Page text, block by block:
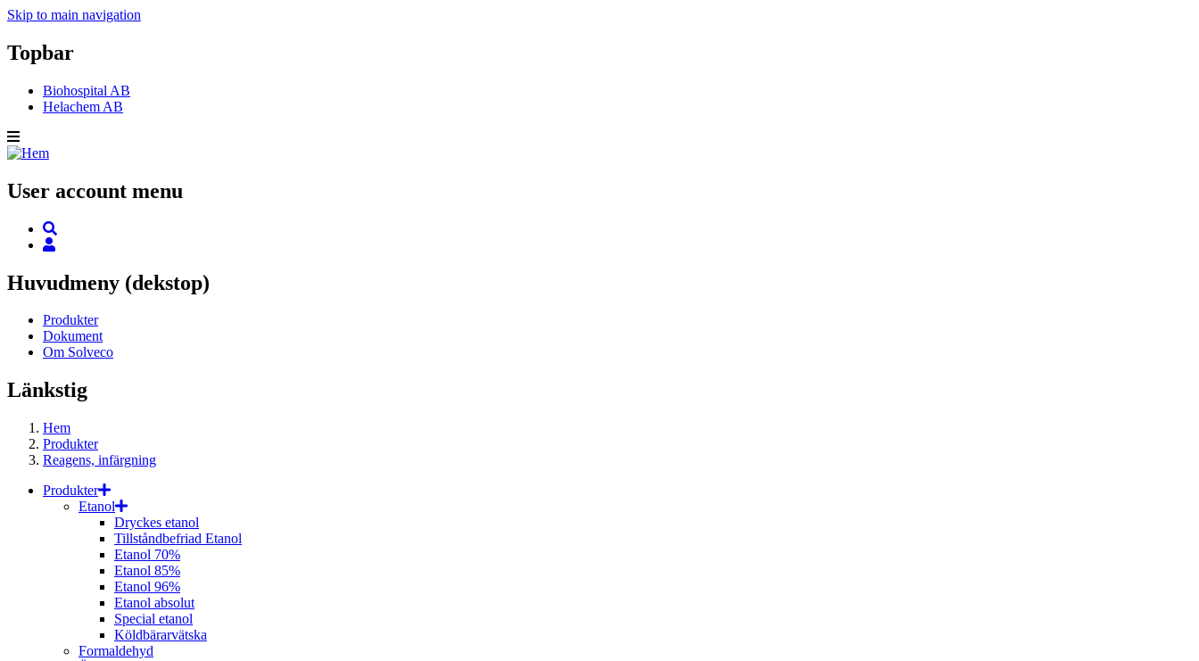
Skip to main navigation
Topbar
Biohospital AB
Helachem AB
User account menu
Huvudmeny (dekstop)
Produkter
Dokument
Om Solveco
Länkstig
Hem
Produkter
Reagens, infärgning
Produkter
Etanol
Dryckes etanol
Tillståndbefriad Etanol
Etanol 70%
Etanol 85%
Etanol 96%
Etanol absolut
Special etanol
Köldbärarvätska
Formaldehyd